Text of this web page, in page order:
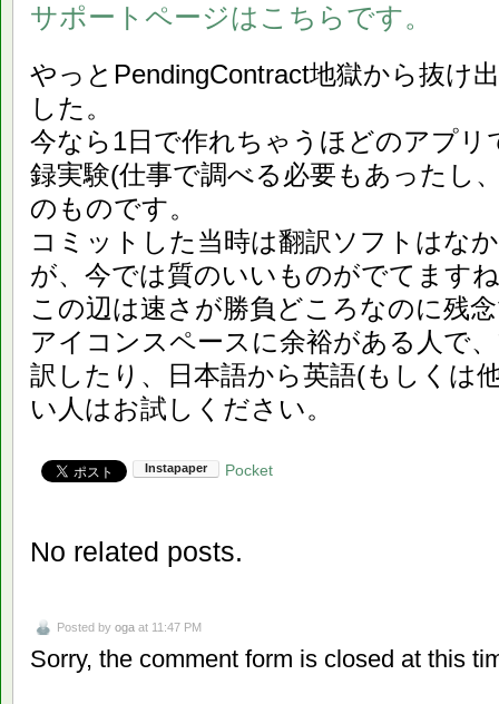
サポートページはこちらです。
やっとPendingContract地獄から抜け
した。
今なら1日で作れちゃうほどのアプリ
録実験(仕事で調べる必要もあったし
のものです。
コミットした当時は翻訳ソフトはな
が、今では質のいいものがでてます
この辺は速さが勝負どころなのに残
アイコンスペースに余裕がある人で
訳したり、日本語から英語(もしくは
い人はお試しください。
Pocket
No related posts.
Posted by oga at 11:47 PM
Sorry, the comment form is closed at this